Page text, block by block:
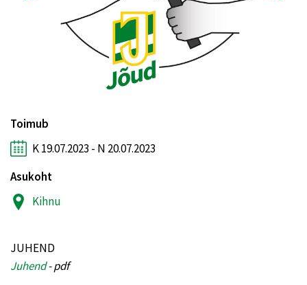
Toimub
K 19.07.2023 - N 20.07.2023
Asukoht
Kihnu
JUHEND
Juhend- pdf